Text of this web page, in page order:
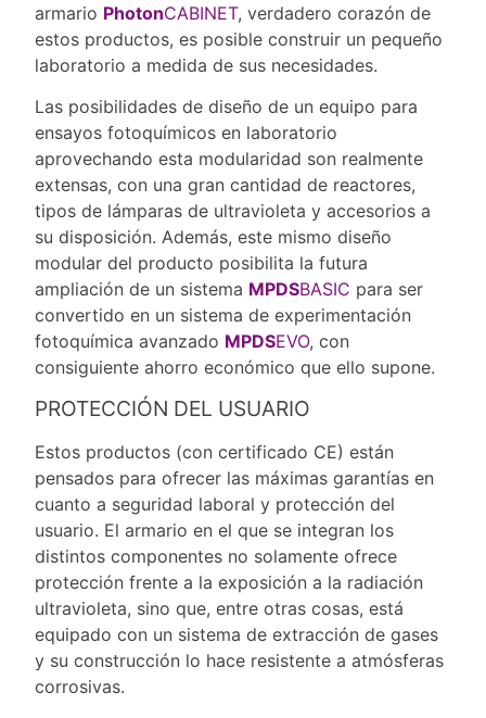
armario PhotonCABINET, verdadero corazón de
estos productos, es posible construir un pequeño
laboratorio a medida de sus necesidades.
Las posibilidades de diseño de un equipo para
ensayos fotoquímicos en laboratorio
aprovechando esta modularidad son realmente
extensas, con una gran cantidad de reactores,
tipos de lámparas de ultravioleta y accesorios a
su disposición. Además, este mismo diseño
modular del producto posibilita la futura
ampliación de un sistema MPDSBASIC para ser
convertido en un sistema de experimentación
fotoquímica avanzado MPDSEVO, con
consiguiente ahorro económico que ello supone.
PROTECCIÓN DEL USUARIO
Estos productos (con certificado CE) están
pensados para ofrecer las máximas garantías en
cuanto a seguridad laboral y protección del
usuario. El armario en el que se integran los
distintos componentes no solamente ofrece
protección frente a la exposición a la radiación
ultravioleta, sino que, entre otras cosas, está
equipado con un sistema de extracción de gases
y su construcción lo hace resistente a atmósferas
corrosivas.